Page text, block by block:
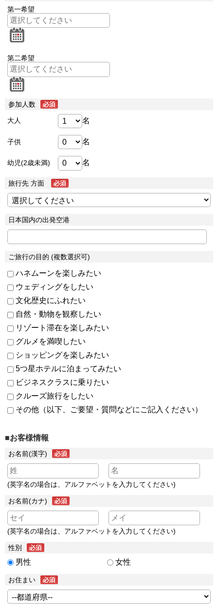
第一希望
第二希望
参加人数
大人 名
子供 名
幼児(2歳未満) 名
旅行先 方面
日本国内の出発空港
ご旅行の目的 (複数選択可)
ハネムーンを楽しみたい
ウェディングをしたい
文化歴史にふれたい
自然・動物を観察したい
リゾート滞在を楽しみたい
グルメを満喫したい
ショッピングを楽しみたい
5つ星ホテルに泊まってみたい
ビジネスクラスに乗りたい
クルーズ旅行をしたい
その他（以下、ご要望・質問などにご記入ください）
■お客様情報
お名前(漢字)
(英字名の場合は、アルファベットを入力してください)
お名前(カナ)
(英字名の場合は、アルファベットを入力してください)
性別
男性 女性
お住まい